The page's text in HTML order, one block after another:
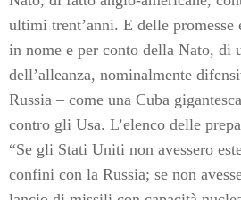
ultimi trent’anni. E delle promesse
in nome e per conto della Nato, di
dell’alleanza, nominalmente
Russia – come una Cuba
contro gli Usa. L’elenco delle
“Se gli Stati Uniti non avessero
confini con la Russia; se non